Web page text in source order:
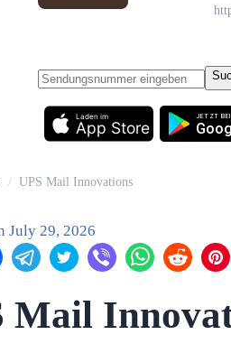
App Store
Laden im JETZT BEI
/ UPS Mail Innovations
July 29, 2026
Mail